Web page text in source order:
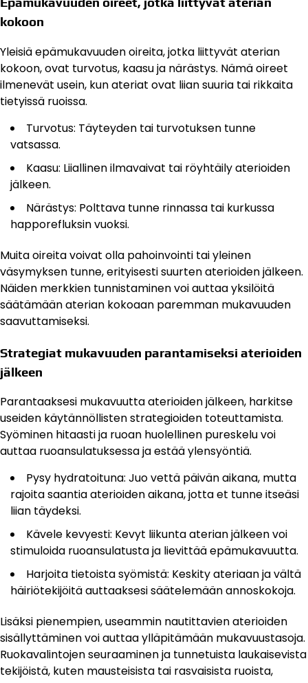
kokoon
Yleisiä epämukavuuden oireita, jotka liittyvät aterian
kokoon, ovat turvotus, kaasu ja närästys. Nämä oireet
ilmenevät usein, kun ateriat ovat liian suuria tai rikkaita
tietyissä ruoissa.
Turvotus: Täyteyden tai turvotuksen tunne
vatsassa.
Kaasu: Liiallinen ilmavaivat tai röyhtäily aterioiden
jälkeen.
Närästys: Polttava tunne rinnassa tai kurkussa
happorefluksin vuoksi.
Muita oireita voivat olla pahoinvointi tai yleinen
väsymyksen tunne, erityisesti suurten aterioiden jälkeen.
Näiden merkkien tunnistaminen voi auttaa yksilöitä
säätämään aterian kokoaan paremman mukavuuden
saavuttamiseksi.
Strategiat mukavuuden parantamiseksi aterioiden
jälkeen
Parantaaksesi mukavuutta aterioiden jälkeen, harkitse
useiden käytännöllisten strategioiden toteuttamista.
Syöminen hitaasti ja ruoan huolellinen pureskelu voi
auttaa ruoansulatuksessa ja estää ylensyöntiä.
Pysy hydratoituna: Juo vettä päivän aikana, mutta
rajoita saantia aterioiden aikana, jotta et tunne itseäsi
liian täydeksi.
Kävele kevyesti: Kevyt liikunta aterian jälkeen voi
stimuloida ruoansulatusta ja lievittää epämukavuutta.
Harjoita tietoista syömistä: Keskity ateriaan ja vältä
häiriötekijöitä auttaaksesi säätelemään annoskokoja.
Lisäksi pienempien, useammin nautittavien aterioiden
sisällyttäminen voi auttaa ylläpitämään mukavuustasoja.
Ruokavalintojen seuraaminen ja tunnetuista laukaisevista
tekijöistä, kuten mausteisista tai rasvaisista ruoista,